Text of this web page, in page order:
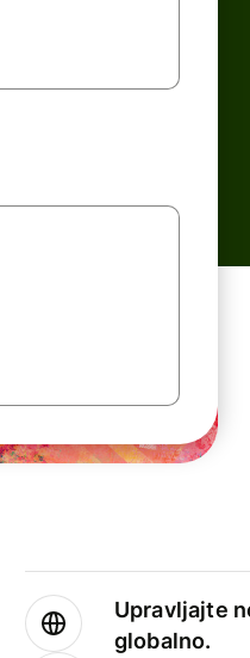
Upravljajte
globalno.